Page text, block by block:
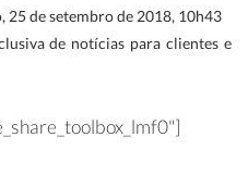
de setembro de 2018, 10h43
de notícias para clientes e